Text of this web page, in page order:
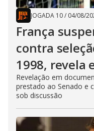
JOGADA 10/ 04/08/
França
contra
1998, revela
Revelação em
prestado ao Senado e
sob discussão